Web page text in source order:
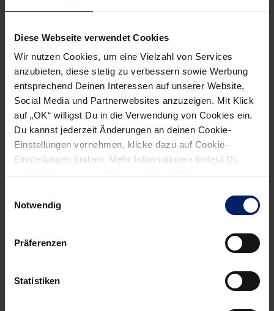
Diese Webseite verwendet Cookies
Wir nutzen Cookies, um eine Vielzahl von Services
anzubieten, diese stetig zu verbessern sowie Werbung
entsprechend Deinen Interessen auf unserer Website,
Social Media und Partnerwebsites anzuzeigen. Mit Klick
auf „OK“ willigst Du in die Verwendung von Cookies ein.
Du kannst jederzeit Änderungen an deinen Cookie-
Einstellungen vornehmen, klicke dazu auf Cookie-
Einstellungen ändern. Mehr Informationen findest Du
Notwendig
Präferenzen
Statistiken
vom Alltag ab, sportelten gemeinsam und kamen dem
Handball-Sport näher.
„In der Halle selbst war die Begeisterung spürbar, die Kids
mitgemacht und hatten dabei auch sehr viel Spaß. Neben